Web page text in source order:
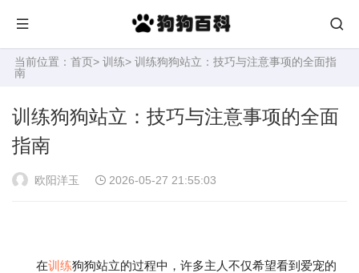
当前位置： 首页> 训练> 训练狗狗站立：技巧与注意事项的全面指
南
训练狗狗站立：技巧与注意事项的全面
指南
欧阳洋玉 2026-05-27 21:55:03
在训练狗狗站立的过程中，许多主人不仅希望看到爱宠的